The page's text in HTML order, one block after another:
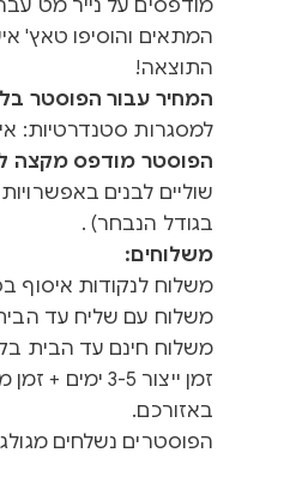
מודפסים על נייר מט
המתאים והוסיפו טאץ'
התוצאה!
המחיר עבור הפוסטר
למסגרות סטנדרטיות:
הפוסטר מודפס מקצה
שוליים לבנים
בגודל הנבחר) .
משלוחים:
משלוח לנקודות איסוף
משלוח עם שליח עד הבית – 40
משלוח חינם עד הבית בקנייה
באזורכם.
הפוסטרים נשלחים